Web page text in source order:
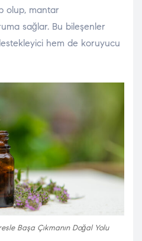
olup, mantar
sağlar. Bu bileşenler
hem de koruyucu
Başa Çıkmanın Doğal Yolu